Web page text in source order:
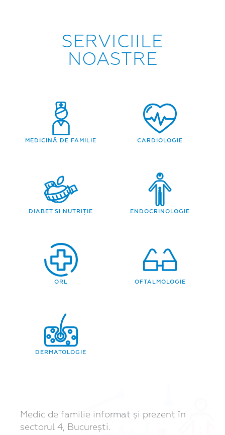
SERVICIILE
NOASTRE
MEDICINĂ DE FAMILIE CARDIOLOGIE
DIABET SI NUTRIȚIE ENDOCRINOLOGIE
ORL OFTALMOLOGIE
DERMATOLOGIE
Medic de familie informat și prezent în
sectorul 4, București.